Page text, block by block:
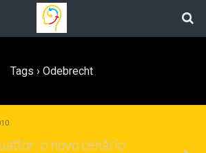
Tags › Odebrecht
o novo cenário